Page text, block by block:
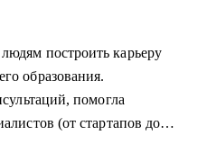
построить карьеру
образования.
помогла
(от стартапов до